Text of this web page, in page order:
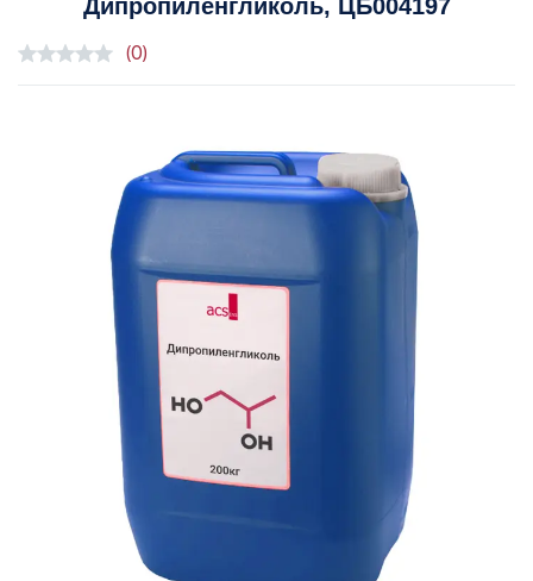
Дипропиленгликоль, ЦБ004197
(0)